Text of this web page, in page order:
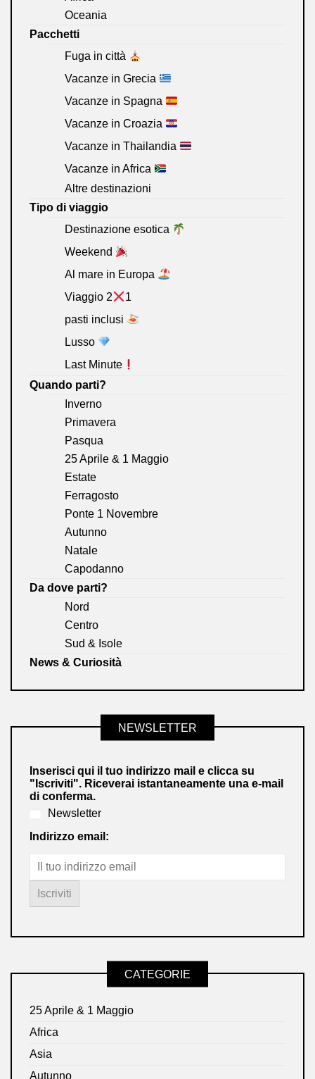
Oceania
Pacchetti
Fuga in città
Vacanze in Grecia
Vacanze in Spagna
Vacanze in Croazia
Vacanze in Thailandia
Vacanze in Africa
Altre destinazioni
Tipo di viaggio
Destinazione esotica
Weekend
Al mare in Europa
Viaggio 2
1
pasti inclusi
Lusso
Last Minute
Quando parti?
Inverno
Primavera
Pasqua
25 Aprile & 1 Maggio
Estate
Ferragosto
Ponte 1 Novembre
Autunno
Natale
Capodanno
Da dove parti?
Nord
Centro
Sud & Isole
News & Curiosità
NEWSLETTER
Inserisci qui il tuo indirizzo mail e clicca su
"Iscriviti". Riceverai istantaneamente una e-mail
di conferma.
Newsletter
Indirizzo email:
CATEGORIE
25 Aprile & 1 Maggio
Africa
Asia
Autunno